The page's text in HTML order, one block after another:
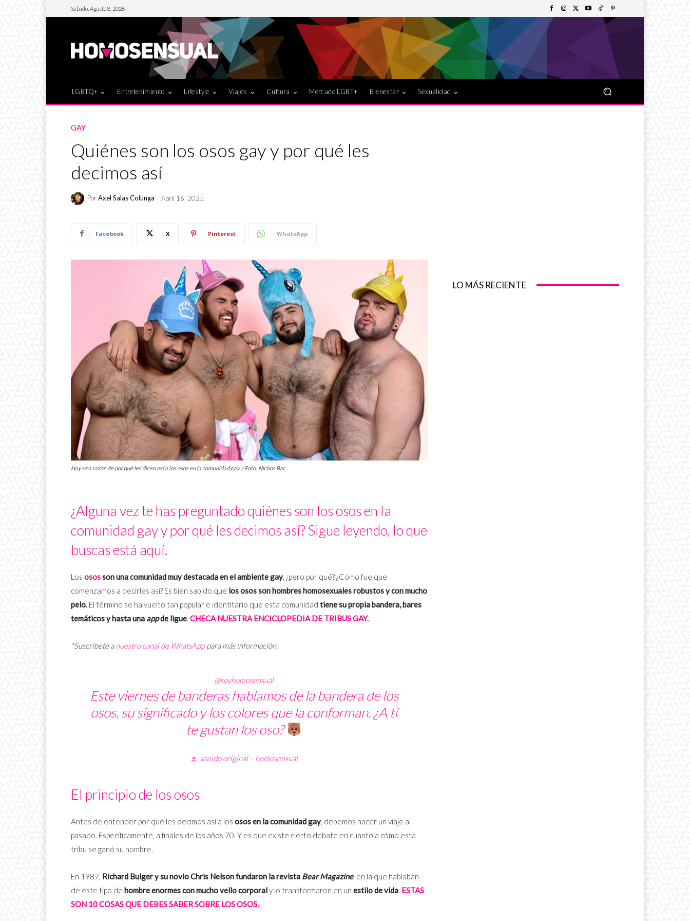
Sábado, Agosto 8, 2026
LGBTQ+ Entretenimiento Lifestyle Viajes Cultura Mercado LGBT+ Bienestar Sexualidad
GAY
Quiénes son los osos gay y por qué les
decimos así
PorAxel Salas Colunga Abril 16, 2025
Facebook X Pinterest WhatsApp
Hay una razón de por qué les dicen así a los osos en la comunidad gay. / Foto: Nichos Bar
¿Alguna vez te has preguntado quiénes son los osos en la
comunidad gay y por qué les decimos así? Sigue leyendo, lo que
buscas está aquí.
Los ososson una comunidad muy destacada en el ambiente gay, ¿pero por qué? ¿Cómo fue que
comenzamos a decirles así? Es bien sabido que los osos son hombres homosexuales robustos y con mucho
pelo. El término se ha vuelto tan popular e identitario que esta comunidad tiene su propia bandera, bares
temáticos y hasta una appde ligue. CHECA NUESTRA ENCICLOPEDIA DE TRIBUS GAY.
*Suscríbete anuestro canal de WhatsApppara más información.
@soyhomosensual
Este viernes de banderas hablamos de la bandera de los
osos, su significado y los colores que la conforman. ¿A ti
te gustan los oso?
♬ sonido original – homosensual
El principio de los osos
Antes de entender por qué les decimos así a los osos en la comunidad gay, debemos hacer un viaje al
pasado. Específicamente, a finales de los años 70. Y es que existe cierto debate en cuanto a cómo esta
tribu se ganó su nombre.
En 1987, Richard Bulger y su novio Chris Nelsonfundaron la revista Bear Magazine, en la que hablaban
de este tipo de hombre enormes con mucho vello corporaly lo transformaron en un estilo de vida. ESTAS
SON 10 COSAS QUE DEBES SABER SOBRE LOS OSOS.
LO MÁS RECIENTE